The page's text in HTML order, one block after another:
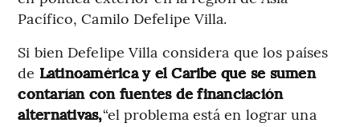
Pacífico, Camilo Defelipe Villa.
Si bien Defelipe Villa considera que los países
de Latinoamérica y el Caribe que se sumen
contarían con fuentes de financiación
alternativas,“el problema está en lograr una